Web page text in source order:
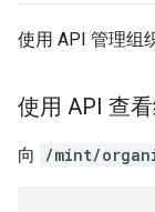
使用 API 管理组
使用 API 查
向 /mint/